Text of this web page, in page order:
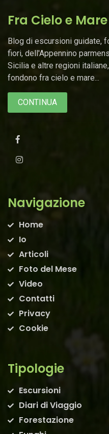
Fra Cielo e Mare
Blog di escursioni guidate,
fiori, dell'Appennino
Sicilia e altre regioni
fondono fra cielo e mare...
CONTINUA
Navigazione
Home
Io
Articoli
Foto del Mese
Video
Contatti
Privacy
Cookie
Tipologie
Escursioni
Diari di Viaggio
Forestazione